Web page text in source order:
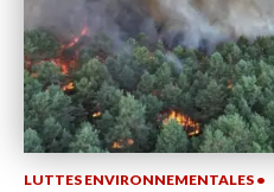
LUTTES ENVIRONNEMENTALES •